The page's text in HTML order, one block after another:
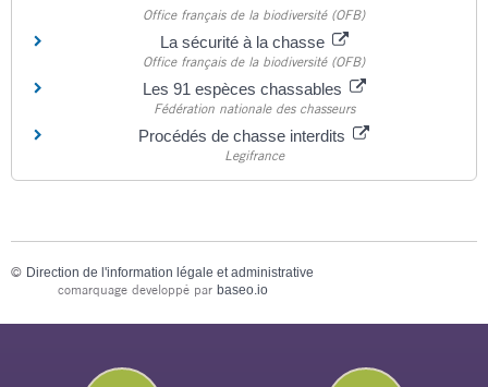
Office français de la biodiversité (OFB)
La sécurité à la chasse
Office français de la biodiversité (OFB)
Les 91 espèces chassables
Fédération nationale des chasseurs
Procédés de chasse interdits
Legifrance
© Direction de l'information légale et administrative
comarquage developpé par baseo.io